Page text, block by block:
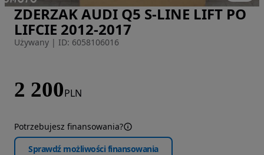
Zdjęcie 1 z 5
ZDERZAK AUDI Q5 S-LINE LIFT PO
LIFCIE 2012-2017
Używany | ID: 6058106016
2 200PLN
Potrzebujesz finansowania?
Sprawdź możliwości finansowania